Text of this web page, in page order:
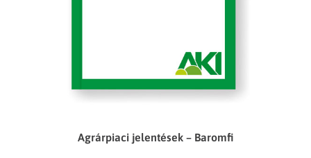
Agrárpiaci jelentések – Baromfi